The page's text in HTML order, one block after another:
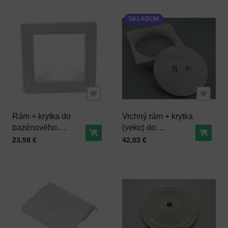
Rám + krytka do
bazénového
skimmera MINI
Cena s DPH
23,58 € Do košíka
Pridať k Obľúbeným
Vrchný rám + krytka
(veko) do
bazénového
Cena s DPH
42,03 € Do
SKLADOM
Pridať k